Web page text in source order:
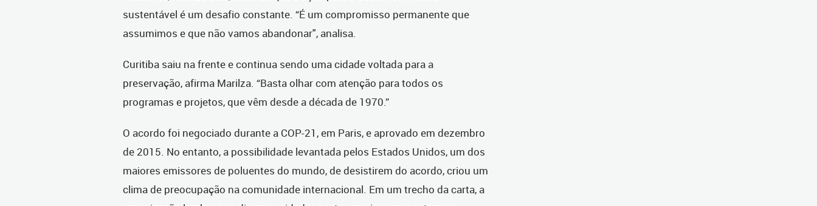
sustentável é um desafio constante. “É um compromisso permanente que
assumimos e que não vamos abandonar", analisa.
Curitiba saiu na frente e continua sendo uma cidade voltada para a
preservação, afirma Marilza. “Basta olhar com atenção para todos os
programas e projetos, que vêm desde a década de 1970.”
O acordo foi negociado durante a COP-21, em Paris, e aprovado em dezembro
de 2015. No entanto, a possibilidade levantada pelos Estados Unidos, um dos
maiores emissores de poluentes do mundo, de desistirem do acordo, criou um
clima de preocupação na comunidade internacional. Em um trecho da carta, a